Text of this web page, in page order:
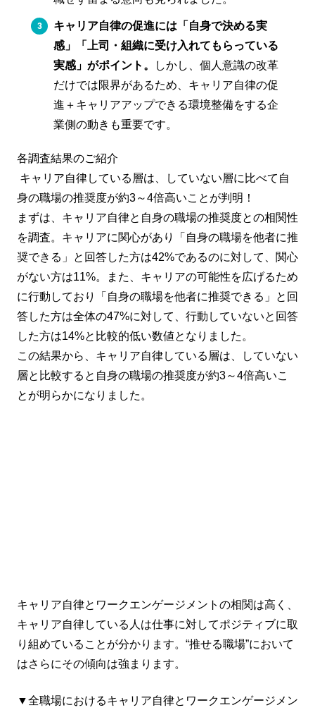
キャリア自律の促進には「自身で決める実
感」「上司・組織に受け入れてもらっている
実感」がポイント。
しかし、個人意識の改革
だけでは限界があるため、キャリア自律の促
進＋キャリアアップできる環境整備をする企
業側の動きも重要です。
各調査結果のご紹介
キャリア自律している層は、していない層に比べて自
身の職場の推奨度が約3～4倍高いことが判明！
まずは、キャリア自律と自身の職場の推奨度との相関性
を調査。キャリアに関心があり「自身の職場を他者に推
奨できる」と回答した方は42%であるのに対して、関心
がない方は11%。また、キャリアの可能性を広げるため
に行動しており「自身の職場を他者に推奨できる」と回
答した方は全体の47%に対して、行動していないと回答
した方は14%と比較的低い数値となりました。
この結果から、キャリア自律している層は、していない
層と比較すると自身の職場の推奨度が約3～4倍高いこ
とが明らかになりました。
キャリア自律とワークエンゲージメントの相関は高く、
キャリア自律している人は仕事に対してポジティブに取
り組めていることが分かります。“推せる職場”において
はさらにその傾向は強まります。
▼全職場におけるキャリア自律とワークエンゲージメン